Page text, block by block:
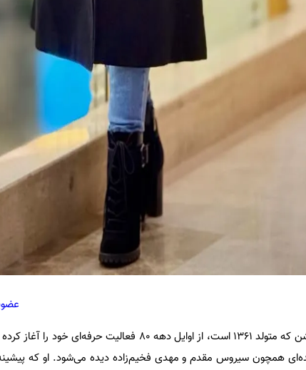
نفیسه روشن که متولد ۱۳۶۱ است، از اوایل دهه ۸۰
همچون سیروس مقدم و مهدی فخیم‌زاده دیده می‌شود. او که